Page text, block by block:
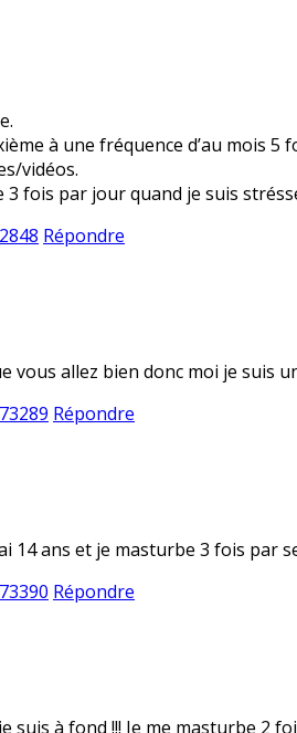
à une fréquence d’au mois 5
vidéos.
3 fois par jour quand je suis
Répondre
vous allez bien donc moi je suis
Répondre
14 ans et je masturbe 3 fois par
Répondre
suis à fond !!! Je me masturbe 2